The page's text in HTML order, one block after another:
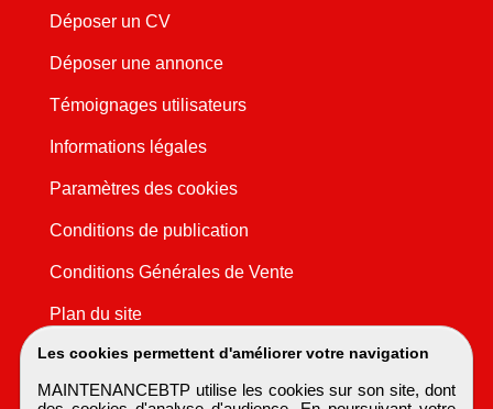
Les cookies permettent d'améliorer votre navigation
MAINTENANCEBTP utilise les cookies sur son site, dont
Déposer un CV
Déposer une annonce
Témoignages utilisateurs
Informations légales
Paramètres des cookies
Conditions de publication
Conditions Générales de Vente
Plan du site